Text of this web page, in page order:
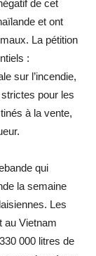
de cet
et ont
La pétition
:
sur l’incendie,
pour les
à la vente,
qui
la semaine
Les
au Vietnam
000 litres de